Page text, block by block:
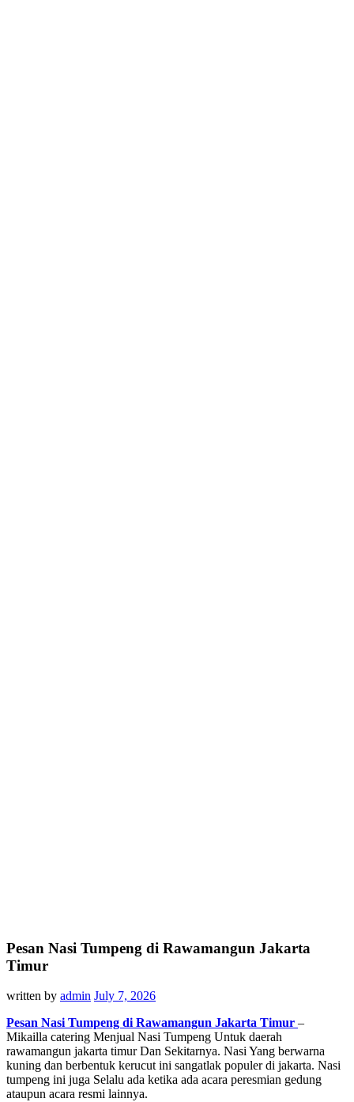
Pesan Nasi Tumpeng di Rawamangun Jakarta
Timur
written by admin July 7, 2026
Pesan Nasi Tumpeng di Rawamangun Jakarta Timur –
Mikailla catering Menjual Nasi Tumpeng Untuk daerah
rawamangun jakarta timur Dan Sekitarnya. Nasi Yang berwarna
kuning dan berbentuk kerucut ini sangatlak populer di jakarta. Nasi
tumpeng ini juga Selalu ada ketika ada acara peresmian gedung
ataupun acara resmi lainnya.